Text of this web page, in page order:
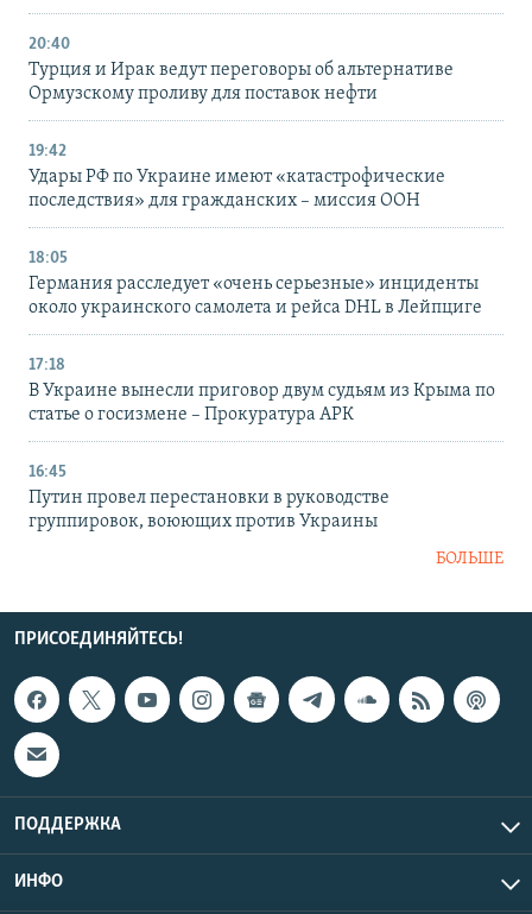
20:40
Турция и Ирак ведут переговоры об альтернативе
Ормузскому проливу для поставок нефти
19:42
Удары РФ по Украине имеют «катастрофические
последствия» для гражданских – миссия ООН
18:05
Германия расследует «очень серьезные» инциденты
около украинского самолета и рейса DHL в Лейпциге
17:18
В Украине вынесли приговор двум судьям из Крыма по
статье о госизмене – Прокуратура АРК
16:45
Путин провел перестановки в руководстве
группировок, воюющих против Украины
БОЛЬШЕ
ПРИСОЕДИНЯЙТЕСЬ!
ПОДДЕРЖКА
ИНФО